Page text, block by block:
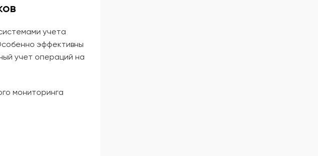
учета
эффективны
учет операций на
мониторинга